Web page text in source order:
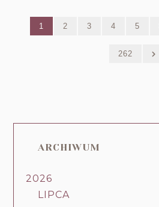
1 2 3 4 5
262
ARCHIWUM
2026
LIPCA